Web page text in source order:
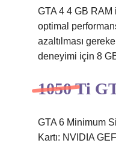
GTA 4 4 GB RAM
optimal
azaltılması
deneyimi için 8
1050 Ti
GTA 6 Minimum
Kartı: NVIDIA